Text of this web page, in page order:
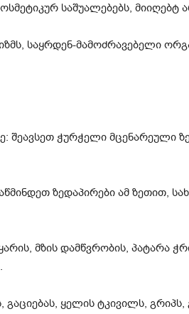
საშუალებებს,
საყრდენ-მამოძრავებელი
ზედაპირები ამ ზეთით,
მზის დამწვრობის, პატარა
ყელის ტკივილს, გრიპს,